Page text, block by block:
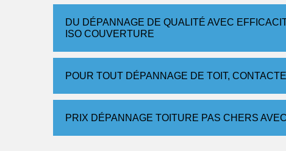
DU DÉPANNAGE DE QUALITÉ AVEC
ISO COUVERTURE
POUR TOUT DÉPANNAGE DE TOIT,
PRIX DÉPANNAGE TOITURE PAS CHERS